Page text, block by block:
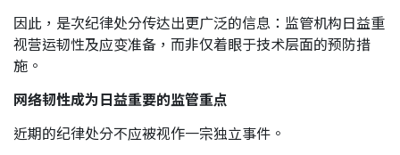
因此，是次纪律处分传达出更广泛的信息：监管机构日益重
视营运韧性及应变准备，而非仅着眼于技术层面的预防措
施。
网络韧性成为日益重要的监管重点
近期的纪律处分不应被视作一宗独立事件。